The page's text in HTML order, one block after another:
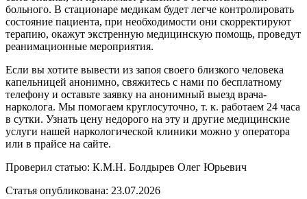
больного. В стационаре медикам будет легче контролировать
состояние пациента, при необходимости они скорректируют
терапию, окажут экстренную медицинскую помощь, проведут
реанимационные мероприятия.
Если вы хотите вывести из запоя своего близкого человека
капельницей анонимно, свяжитесь с нами по бесплатному
телефону и оставьте заявку на анонимный выезд врача-
нарколога. Мы помогаем круглосуточно, т. к. работаем 24 часа
в сутки. Узнать цену недорого на эту и другие медицинские
услуги нашей наркологической клиники можно у оператора
или в прайсе на сайте.
Проверил статью: К.М.Н. Болдырев Олег Юрьевич
Статья опубликована: 23.07.2026